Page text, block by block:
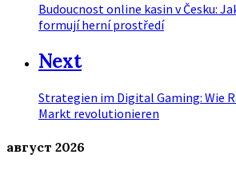
Budoucnost online kasin v Česku:
formují herní prostředí
Next
Strategien im Digital Gaming: Wie
Markt revolutionieren
август 2026